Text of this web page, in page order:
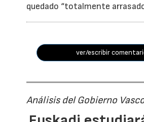
quedado “totalmente
ver/escribir
Análisis del Gobierno